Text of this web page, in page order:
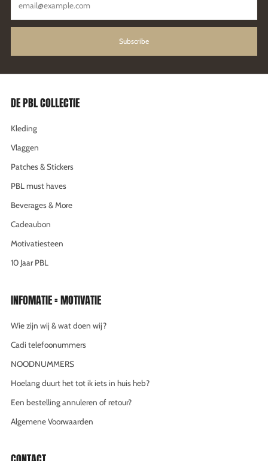
Subscribe
DE PBL COLLECTIE
Kleding
Vlaggen
Patches & Stickers
PBL must haves
Beverages & More
Cadeaubon
Motivatiesteen
10 Jaar PBL
INFOMATIE = MOTIVATIE
Wie zijn wij & wat doen wij?
Cadi telefoonummers
NOODNUMMERS
Hoelang duurt het tot ik iets in huis heb?
Een bestelling annuleren of retour?
Algemene Voorwaarden